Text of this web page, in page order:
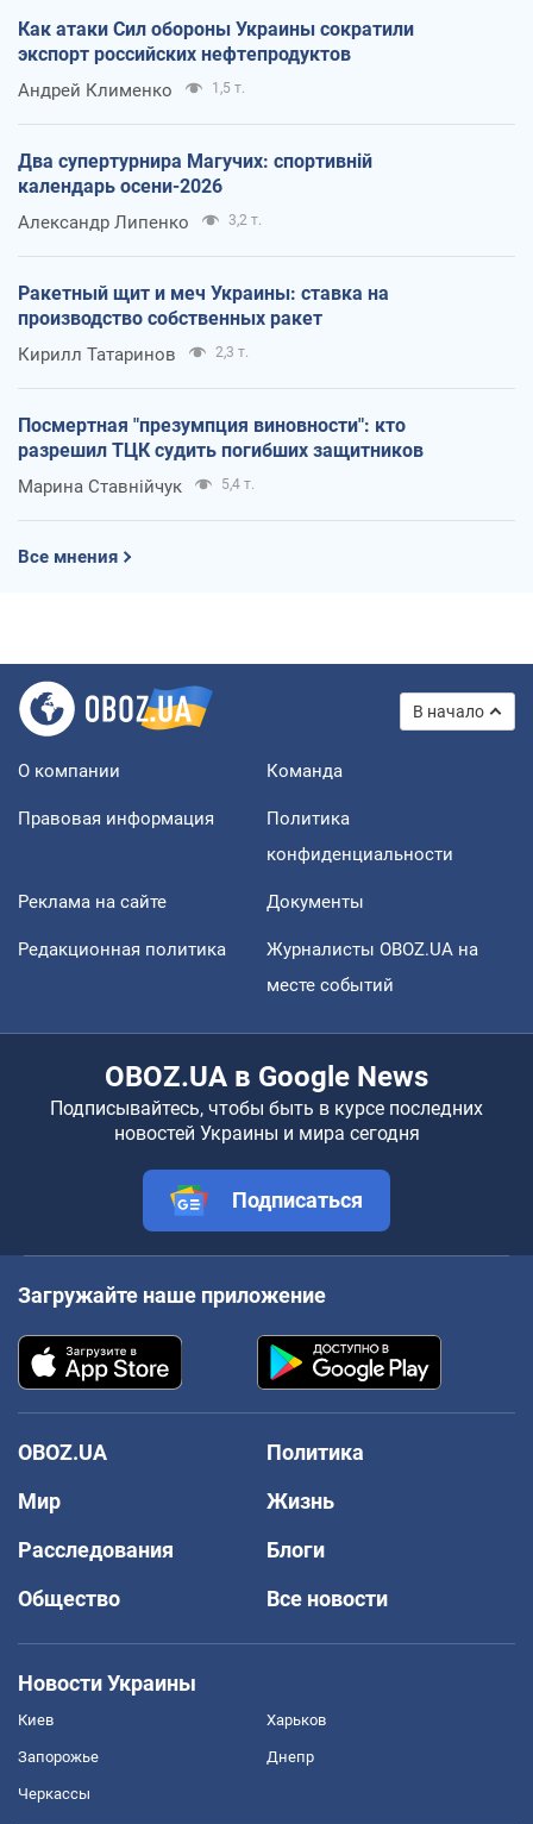
Как атаки Сил обороны Украины сократили
экспорт российских нефтепродуктов
Андрей Клименко 1,5 т.
Два супертурнира Магучих: спортивній
календарь осени-2026
Александр Липенко 3,2 т.
Ракетный щит и меч Украины: ставка на
производство собственных ракет
Кирилл Татаринов 2,3 т.
Посмертная "презумпция виновности": кто
разрешил ТЦК судить погибших защитников
Марина Ставнійчук 5,4 т.
Все мнения
В начало
О компании Команда
Правовая информация
Политика
конфиденциальности
Реклама на сайте Документы
Редакционная политика
Журналисты OBOZ.UA на
месте событий
OBOZ.UA в Google News
Подписывайтесь, чтобы быть в курсе последних
новостей Украины и мира сегодня
Подписаться
Загружайте наше приложение
OBOZ.UA
Политика
Мир
Жизнь
Расследования
Блоги
Общество
Все новости
Новости Украины
Киев Харьков
Запорожье Днепр
Черкассы